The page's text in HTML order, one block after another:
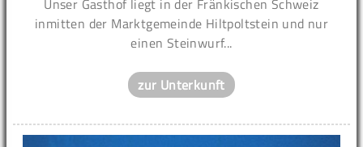
Unser Gasthof liegt in der Fränkischen Schweiz
inmitten der Marktgemeinde Hiltpoltstein und nur
einen Steinwurf...
zur Unterkunft